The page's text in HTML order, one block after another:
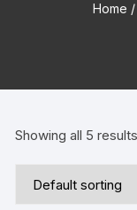
Home
Showing all 5 results